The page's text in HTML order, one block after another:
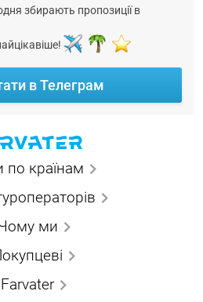
збирають пропозиції в
в Телеграм
по країнам
ми
Farvater